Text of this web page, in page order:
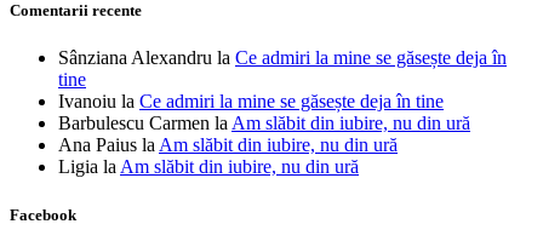
Comentarii recente
Sânziana Alexandru la Ce admiri la mine se găsește deja în
tine
Ivanoiu la Ce admiri la mine se găsește deja în tine
Barbulescu Carmen laAm slăbit din iubire, nu din ură
Ana Paius laAm slăbit din iubire, nu din ură
Ligia laAm slăbit din iubire, nu din ură
Facebook